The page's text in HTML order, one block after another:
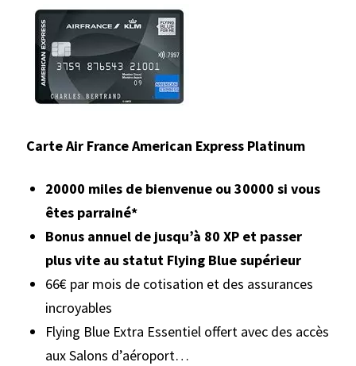
Carte Air France American Express Platinum
20000 miles de bienvenue ou 30000 si vous
êtes parrainé*
Bonus annuel de jusqu’à 80 XP et passer
plus vite au statut Flying Blue supérieur
66€ par mois de cotisation et des assurances
incroyables
Flying Blue Extra Essentiel offert avec des accès
aux Salons d’aéroport…